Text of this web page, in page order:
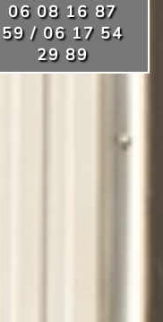
06 08 16 87
59 / 06 17 54
29 89